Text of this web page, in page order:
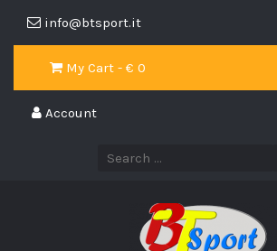
info@btsport.it
My Cart - € 0
Account